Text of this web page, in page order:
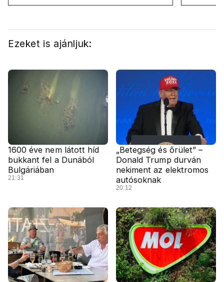
felelős a kialakult helyzetért
oldalán
Ezeket is ajánljuk:
1600 éve nem látott híd
bukkant fel a Dunából
Bulgáriában
21:31
„Betegség és őrület” –
Donald Trump durván
nekiment az elektromos
autósoknak
20:12